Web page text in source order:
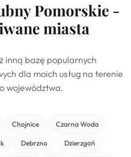
Pomorskie -
miasta
inną bazę popularnych
dla moich usług na terenie
województwa.
Chojnice Czarna Woda
Debrzno Dzierzgoń